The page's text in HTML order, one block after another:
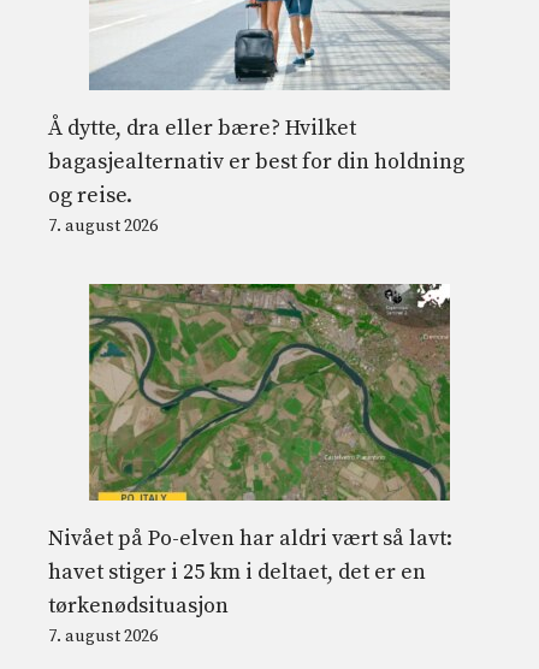
Å dytte, dra eller bære? Hvilket
bagasjealternativ er best for din holdning
og reise.
7. august 2026
Nivået på Po-elven har aldri vært så lavt:
havet stiger i 25 km i deltaet, det er en
tørkenødsituasjon
7. august 2026